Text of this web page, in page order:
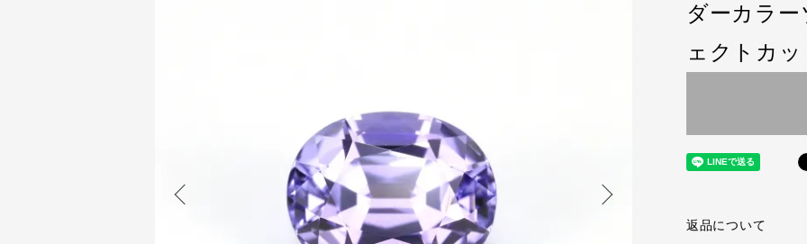
ダーカラー
ェクトカッ
返品について